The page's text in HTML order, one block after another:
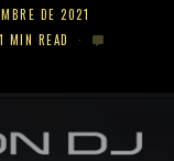
DE 2021
1 MIN READ